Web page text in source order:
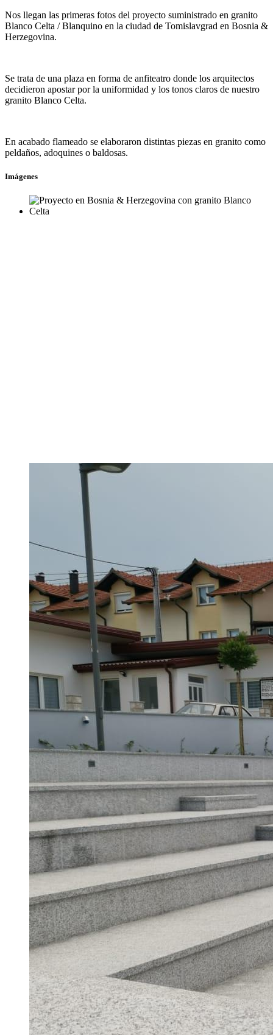
Nos llegan las primeras fotos del proyecto suministrado en granito
Blanco Celta / Blanquino en la ciudad de Tomislavgrad en Bosnia &
Herzegovina.
Se trata de una plaza en forma de anfiteatro donde los arquitectos
decidieron apostar por la uniformidad y los tonos claros de nuestro
granito Blanco Celta.
En acabado flameado se elaboraron distintas piezas en granito como
peldaños, adoquines o baldosas.
Imágenes